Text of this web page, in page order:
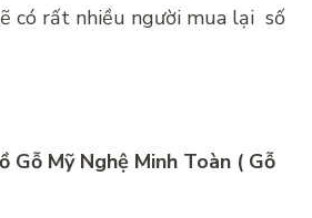
có rất nhiều người mua lại số
Gỗ Mỹ Nghệ Minh Toàn ( Gỗ